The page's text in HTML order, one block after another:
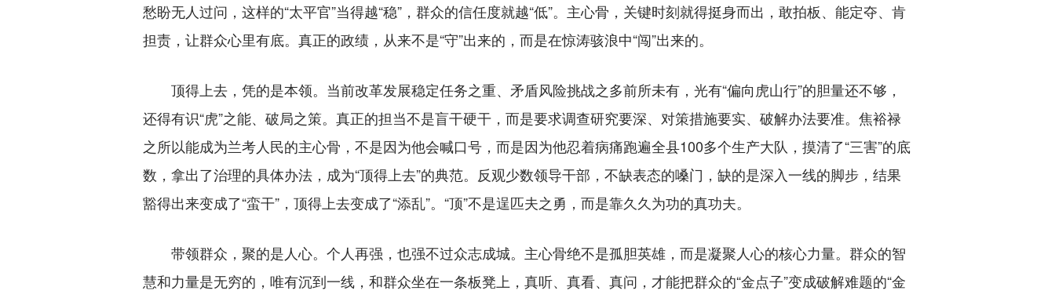
愁盼无人过问，这样的“太平官”当得越“稳”，群众的信任度就越“低”。主心骨，关键时刻就得挺身而出，敢拍板、能定夺、肯
担责，让群众心里有底。真正的政绩，从来不是“守”出来的，而是在惊涛骇浪中“闯”出来的。
顶得上去，凭的是本领。当前改革发展稳定任务之重、矛盾风险挑战之多前所未有，光有“偏向虎山行”的胆量还不够，
还得有识“虎”之能、破局之策。真正的担当不是盲干硬干，而是要求调查研究要深、对策措施要实、破解办法要准。焦裕禄
之所以能成为兰考人民的主心骨，不是因为他会喊口号，而是因为他忍着病痛跑遍全县100多个生产大队，摸清了“三害”的底
数，拿出了治理的具体办法，成为“顶得上去”的典范。反观少数领导干部，不缺表态的嗓门，缺的是深入一线的脚步，结果
豁得出来变成了“蛮干”，顶得上去变成了“添乱”。“顶”不是逞匹夫之勇，而是靠久久为功的真功夫。
带领群众，聚的是人心。个人再强，也强不过众志成城。主心骨绝不是孤胆英雄，而是凝聚人心的核心力量。群众的智
慧和力量是无穷的，唯有沉到一线，和群众坐在一条板凳上，真听、真看、真问，才能把群众的“金点子”变成破解难题的“金